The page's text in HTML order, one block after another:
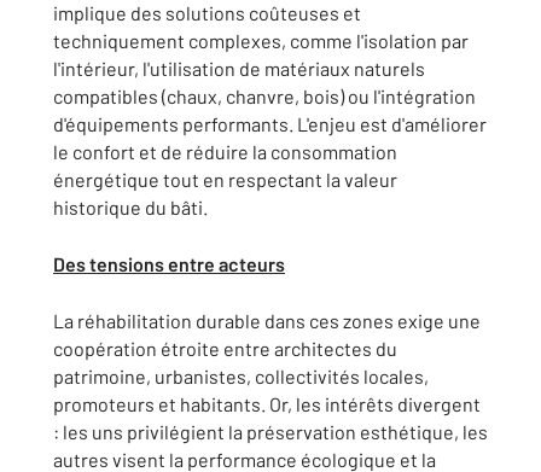
implique des solutions coûteuses et
techniquement complexes, comme l'isolation par
l'intérieur, l'utilisation de matériaux naturels
compatibles (chaux, chanvre, bois) ou l'intégration
d'équipements performants. L'enjeu est d'améliorer
le confort et de réduire la consommation
énergétique tout en respectant la valeur
historique du bâti.
Des tensions entre acteurs
La réhabilitation durable dans ces zones exige une
coopération étroite entre architectes du
patrimoine, urbanistes, collectivités locales,
promoteurs et habitants. Or, les intérêts divergent
: les uns privilégient la préservation esthétique, les
autres visent la performance écologique et la